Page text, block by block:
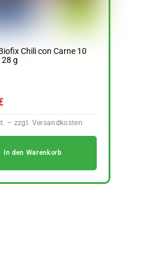
Chili con Carne 10
g
In den Warenkorb